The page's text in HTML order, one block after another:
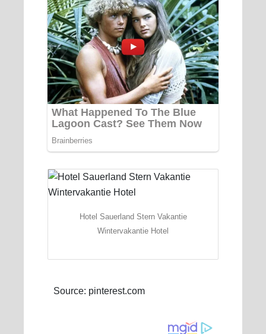
Hotel Sauerland Stern Vakantie
Wintervakantie Hotel
Source: pinterest.com